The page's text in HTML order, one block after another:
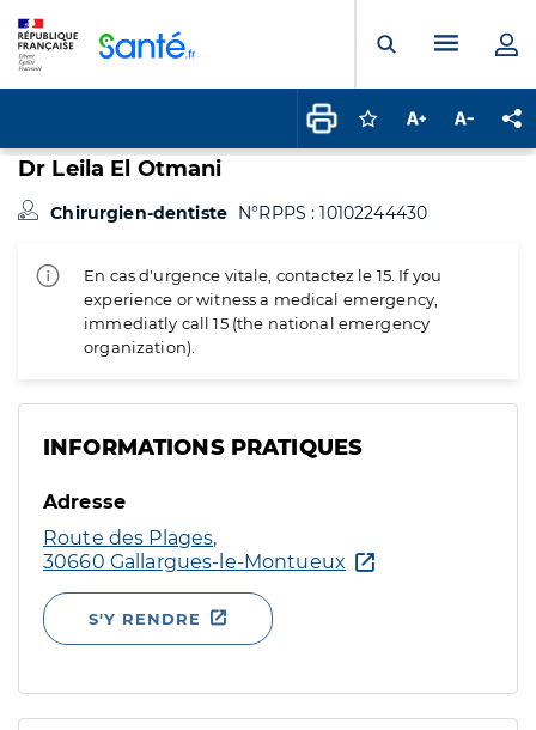
Ouvrir laMenu
Connectez-vous
Augmenter la
Dr Leila El Otmani
Chirurgien-dentiste N°RPPS : 10102244430
En cas d'urgence vitale, contactez le 15. If you
experience or witness a medical emergency,
immediatly call 15 (the national emergency
organization).
INFORMATIONS PRATIQUES
Adresse
Route des Plages,
30660 Gallargues-le-Montueux
S'Y RENDRE